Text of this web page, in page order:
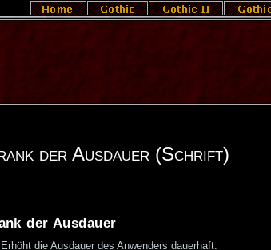
der Ausdauer (Schrift)
der Ausdauer
Erhöht die Ausdauer des Anwenders dauerhaft.